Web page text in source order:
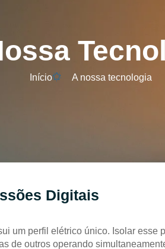
Início A nossa tecnologia
Digitais
um perfil elétrico único. Isolar esse
de outros operando